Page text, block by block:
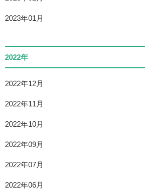
2023年01月
2022年
2022年12月
2022年11月
2022年10月
2022年09月
2022年07月
2022年06月